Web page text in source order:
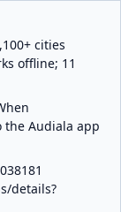
cities
offline; 11
the Audiala app
details?